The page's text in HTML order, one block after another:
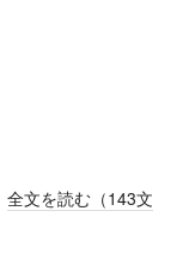
全文を読む（143文